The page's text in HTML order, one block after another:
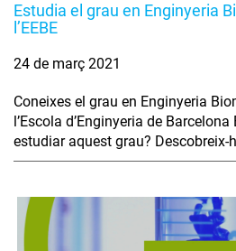
Estudia el grau en Enginyeria
l’EEBE
24 de març 2021
Coneixes el grau en Enginyeria
l’Escola d’Enginyeria de
estudiar aquest grau? Descobreix-